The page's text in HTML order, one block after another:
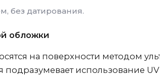
без датирования.
обложки
на поверхности методом
подразумевает использование